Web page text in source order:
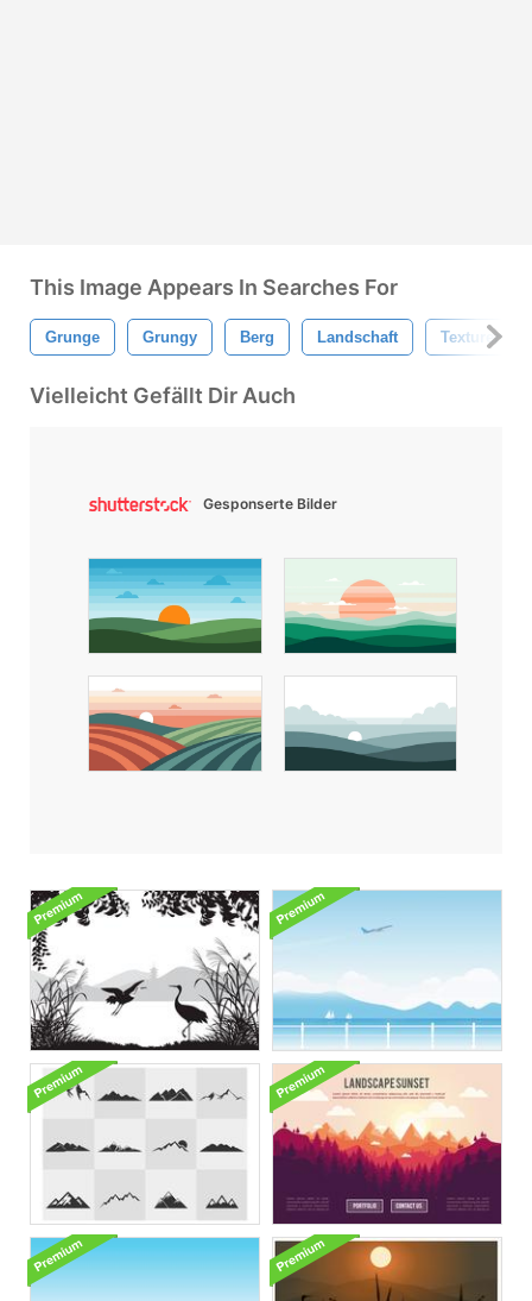
This Image Appears In Searches For
Grunge Grungy Berg Landschaft Texturen
Vielleicht Gefällt Dir Auch
Gesponserte Bilder